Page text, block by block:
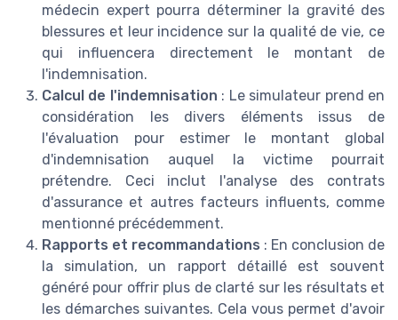
médecin expert pourra déterminer la gravité des
blessures et leur incidence sur la qualité de vie, ce
qui influencera directement le montant de
l'indemnisation.
Calcul de l'indemnisation : Le simulateur prend en
considération les divers éléments issus de
l'évaluation pour estimer le montant global
d'indemnisation auquel la victime pourrait
prétendre. Ceci inclut l'analyse des contrats
d'assurance et autres facteurs influents, comme
mentionné précédemment.
Rapports et recommandations : En conclusion de
la simulation, un rapport détaillé est souvent
généré pour offrir plus de clarté sur les résultats et
les démarches suivantes. Cela vous permet d'avoir